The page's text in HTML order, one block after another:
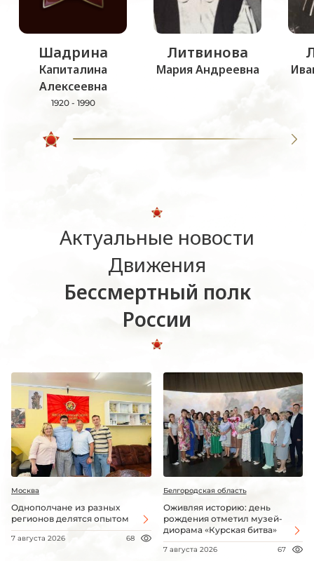
Шадрина
Капиталина
Алексеевна
1920 - 1990
Литвинова
Мария Андреевна
Актуальные новости
Движения
Бессмертный полк
России
Москва
Однополчане из разных
регионов делятся опытом
7 августа 2026 68
Белгородская область
Оживляя историю: день
рождения отметил музей-
диорама «Курская битва»
7 августа 2026 67